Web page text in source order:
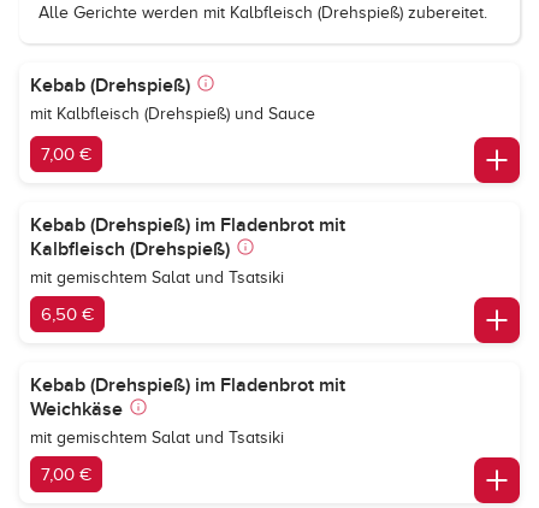
Alle Gerichte werden mit Kalbfleisch (Drehspieß) zubereitet.
Kebab (Drehspieß)
mit Kalbfleisch (Drehspieß) und Sauce
7,00 €
Kebab (Drehspieß) im Fladenbrot mit
Kalbfleisch (Drehspieß)
mit gemischtem Salat und Tsatsiki
6,50 €
Kebab (Drehspieß) im Fladenbrot mit
Weichkäse
mit gemischtem Salat und Tsatsiki
7,00 €